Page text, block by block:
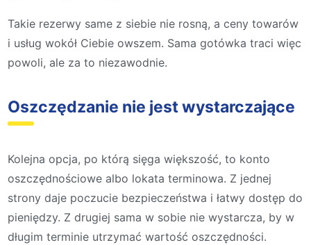
Takie rezerwy same z siebie nie rosną, a ceny towarów
i usług wokół Ciebie owszem. Sama gotówka traci więc
powoli, ale za to niezawodnie.
Oszczędzanie nie jest wystarczające
Kolejna opcja, po którą sięga większość, to konto
oszczędnościowe albo lokata terminowa. Z jednej
strony daje poczucie bezpieczeństwa i łatwy dostęp do
pieniędzy. Z drugiej sama w sobie nie wystarcza, by w
długim terminie utrzymać wartość oszczędności.